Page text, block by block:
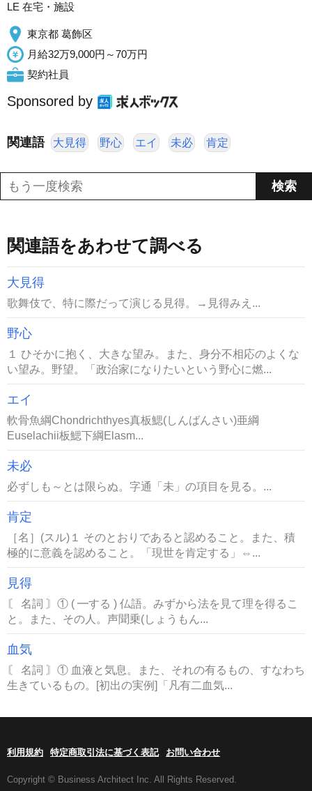
LE 在宅・施設
東京都 葛飾区
月給32万9,000円～70万円
契約社員
Sponsored by
関連語 大見得 野心 エイ 未必 肯定
関連語をあわせて調べる
大見得
歌舞伎で、特に際だって演じる見得。→見得みえ...
野心
１ ひそかに抱く、大きな望み。また、身分不相応のよくな
い望み。野望。「政治家になりたいという野心に燃...
エイ
軟骨魚綱Chondrichthyes真板鰓(しんばんさい)亜綱
Euselachii板鰓下綱Elasm...
未必
必ずしも～とは限らぬ。字通「未」の項目を見る。...
肯定
［名］(スル)１ そのとおりであると認めること。また、積
極的に意義を認めること。「現世を肯定する」⇔...
見得
〘 名詞 〙① ( ━する ) 仏語。みずから法を見て理を得るこ
と。また、その人。声聞乗(しょうもん...
血気
〘 名詞 〙① 血液と気息。また、それの有るもの、すなわち
生きているもの。[初出の実例]「凡有二血気...
利用規約 特定商取引法に基づく表記 お問い合わせ
Copyright © Business Architect Inc. All Rights Reserved.